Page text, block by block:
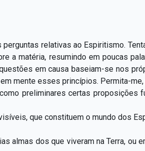
relativas ao Espiritismo.
a matéria, resumindo em poucas
em causa baseiam-se nos
mente esses princípios. Permita-
preliminares certas proposições
que constituem o mundo dos
almas dos que viveram na Terra, ou